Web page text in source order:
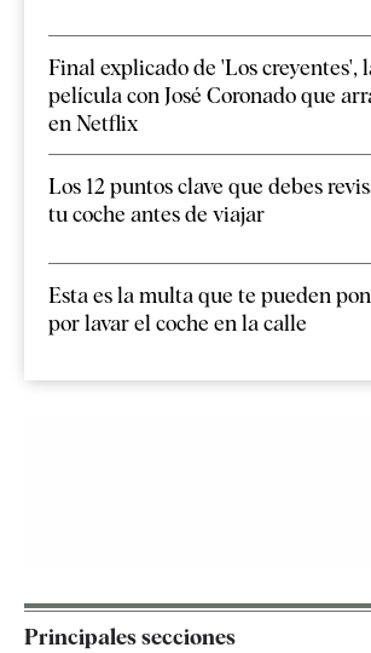
Final explicado de 'Los creyentes',
película con José Coronado que
en Netflix
Los 12 puntos clave que debes
tu coche antes de viajar
Esta es la multa que te pueden
por lavar el coche en la calle
Principales secciones